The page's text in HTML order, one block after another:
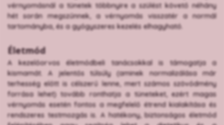
vérnyomásnál a tünetek többnyire a szülést követő néhány
hét során megszűnnek, a vérnyomás visszatér a normál
tartományba, és a gyógyszeres kezelés elhagyható.
Életmód
A kezelőorvos életmódbeli tanácsokkal is támogatja a
kismamát. A jelentős túlsúly (aminek normalizálása már
terhesség előtt is célszerű lenne, mert számos szövődmény
forrása lehet) tovább ronthatja a tüneteket, ezért magas
vérnyomás esetén fontos a megfelelő étrend kialakítása és
rendszeres testmozgás is. A hatékony, biztonságos életmód